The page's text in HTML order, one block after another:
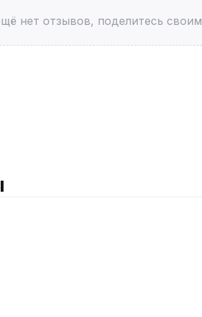
нет отзывов, поделитесь